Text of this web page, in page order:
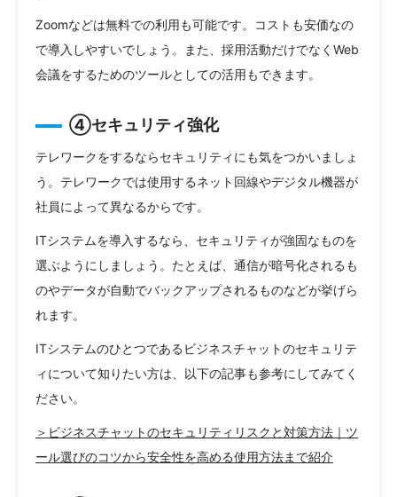
Zoomなどは無料での利用も可能です。コストも安価なの
で導入しやすいでしょう。また、採用活動だけでなくWeb
会議をするためのツールとしての活用もできます。
④セキュリティ強化
テレワークをするならセキュリティにも気をつかいましょ
う。テレワークでは使用するネット回線やデジタル機器が
社員によって異なるからです。
ITシステムを導入するなら、セキュリティが強固なものを
選ぶようにしましょう。たとえば、通信が暗号化されるも
のやデータが自動でバックアップされるものなどが挙げら
れます。
ITシステムのひとつであるビジネスチャットのセキュリテ
ィについて知りたい方は、以下の記事も参考にしてみてく
ださい。
＞ビジネスチャットのセキュリティリスクと対策方法｜ツ
ール選びのコツから安全性を高める使用方法まで紹介